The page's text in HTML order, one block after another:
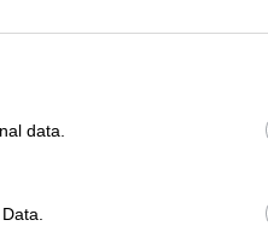
data.
ανθρώπων